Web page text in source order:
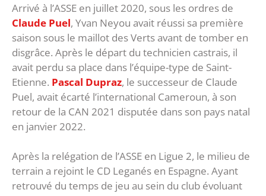
Arrivé à l’ASSE en juillet 2020, sous les ordres de
Claude Puel, Yvan Neyou avait réussi sa première
saison sous le maillot des Verts avant de tomber en
disgrâce. Après le départ du technicien castrais, il
avait perdu sa place dans l’équipe-type de Saint-
Etienne. Pascal Dupraz, le successeur de Claude
Puel, avait écarté l’international Cameroun, à son
retour de la CAN 2021 disputée dans son pays natal
en janvier 2022.
Après la relégation de l’ASSE en Ligue 2, le milieu de
terrain a rejoint le CD Leganés en Espagne. Ayant
retrouvé du temps de jeu au sein du club évoluant